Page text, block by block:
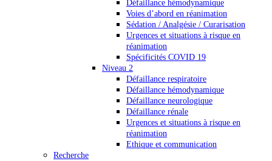
Défaillance hémodynamique
Voies d’abord en réanimation
Sédation / Analgésie / Curarisation
Urgences et situations à risque en
réanimation
Spécificités COVID 19
Niveau 2
Défaillance respiratoire
Défaillance hémodynamique
Défaillance neurologique
Défaillance rénale
Urgences et situations à risque en
réanimation
Ethique et communication
Recherche